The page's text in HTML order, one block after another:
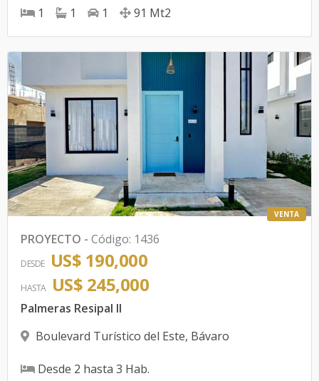
1 1 1 91 Mt2
VENTA
PROYECTO - Código: 1436
DESDE US$ 190,000
HASTA US$ 245,000
Palmeras Resipal II
Boulevard Turístico del Este, Bávaro
Desde 2 hasta 3 Hab.